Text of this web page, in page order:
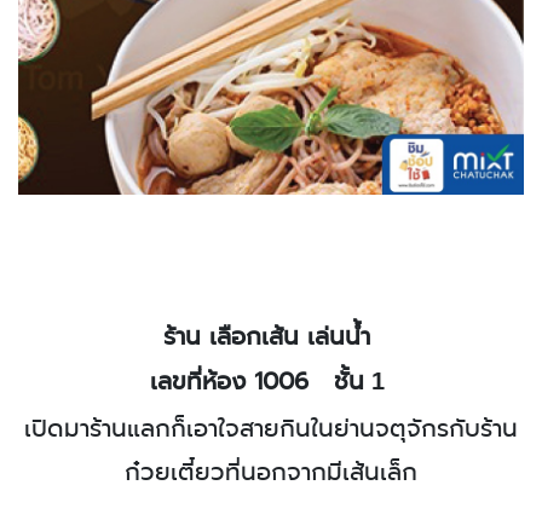
ร้าน เลือกเส้น เล่นน้ำ
เลขที่ห้อง 1006
ชั้น 1
เปิดมาร้านแลกก็เอาใจสายกินในย่านจตุจักรกับร้าน
ก๋วยเตี๋ยวที่นอกจากมีเส้นเล็ก